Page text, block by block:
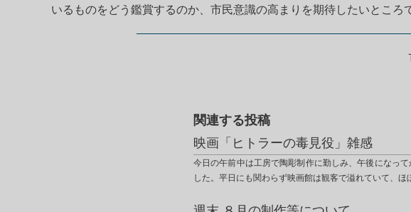
いるものをどう鑑賞するのか、市民意識の高まりを期待したいところ
関連する投稿
映画「ヒトラーの毒見役」雑感
今日の午前中は工房で陶彫制作に勤しみ、午後になっ
した。平日にも関わらず映画館は観客で溢れていて、